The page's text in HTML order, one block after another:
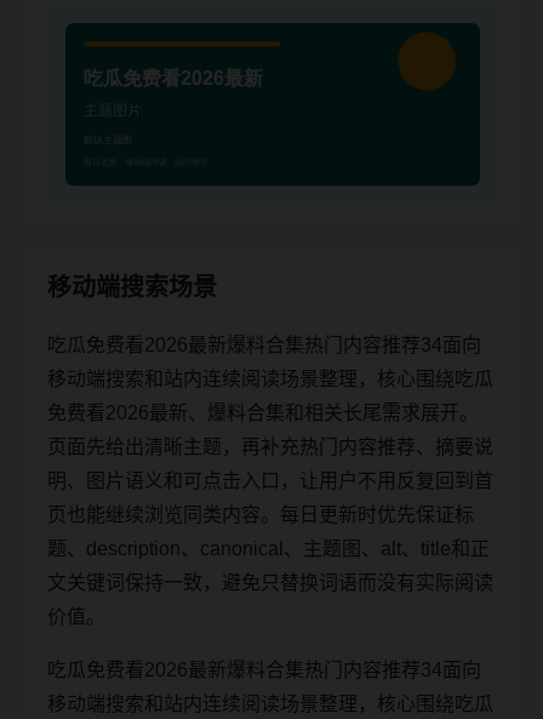
移动端搜索场景
吃瓜免费看2026最新爆料合集热门内容推荐34面向
移动端搜索和站内连续阅读场景整理，核心围绕吃瓜
免费看2026最新、爆料合集和相关长尾需求展开。
页面先给出清晰主题，再补充热门内容推荐、摘要说
明、图片语义和可点击入口，让用户不用反复回到首
页也能继续浏览同类内容。每日更新时优先保证标
题、description、canonical、主题图、alt、title和正
文关键词保持一致，避免只替换词语而没有实际阅读
价值。
吃瓜免费看2026最新爆料合集热门内容推荐34面向
移动端搜索和站内连续阅读场景整理，核心围绕吃瓜